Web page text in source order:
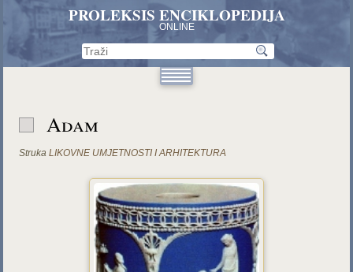
PROLEKSIS ENCIKLOPEDIJA
ONLINE
Adam
Struka LIKOVNE UMJETNOSTI I ARHITEKTURA